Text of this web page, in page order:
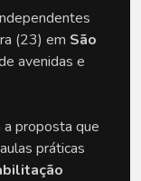
(23) em São
avenidas e
proposta que
práticas